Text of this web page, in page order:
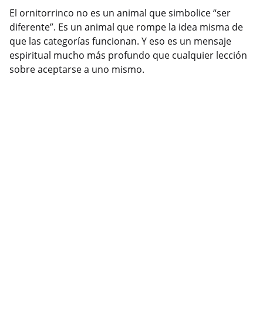
El ornitorrinco no es un animal que simbolice “ser
diferente”. Es un animal que rompe la idea misma de
que las categorías funcionan. Y eso es un mensaje
espiritual mucho más profundo que cualquier lección
sobre aceptarse a uno mismo.